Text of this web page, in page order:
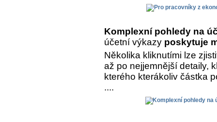
Komplexní pohledy na
účetní výkazy poskytuje
Několika kliknutími lze
až po nejjemnější detaily,
kterého kterákoliv částka
....